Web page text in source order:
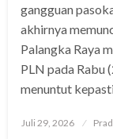
gangguan
akhirnya
Palangka Raya
PLN pada Rabu
menuntut
Juli 29, 2026